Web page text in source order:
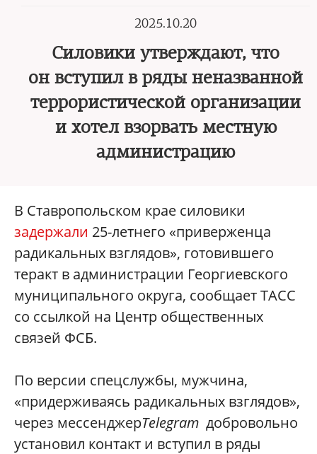
2025.10.20
Силовики утверждают, что
он вступил в ряды неназванной
террористической организации
и хотел взорвать местную
администрацию
В Ставропольском крае силовики
задержали 25-летнего «приверженца
радикальных взглядов», готовившего
теракт в администрации Георгиевского
муниципального округа, сообщает ТАСС
со ссылкой на Центр общественных
связей ФСБ.
По версии спецслужбы, мужчина,
«придерживаясь радикальных взглядов»,
через мессенджерTelegram добровольно
установил контакт и вступил в ряды